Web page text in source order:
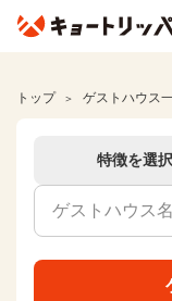
トップ ゲストハウス
特徴を選択